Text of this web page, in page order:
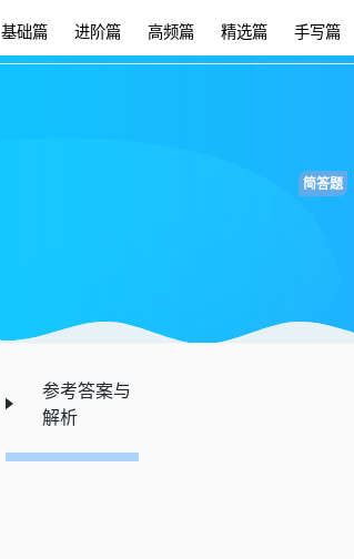
基础篇 进阶篇 高频篇 精选篇 手写篇
简答题
参考答案与
解析